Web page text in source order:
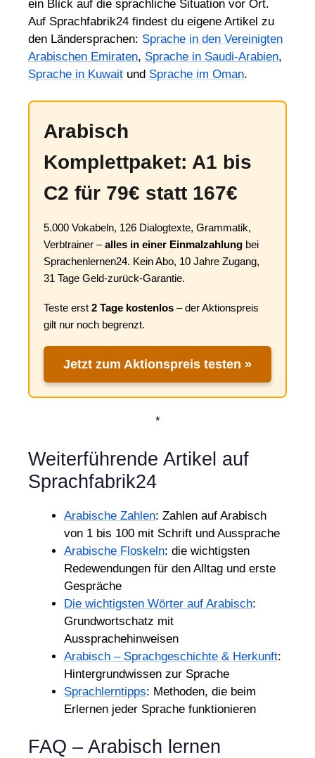
ein Blick auf die sprachliche Situation vor Ort.
Auf Sprachfabrik24 findest du eigene Artikel zu
den Ländersprachen: Sprache in den Vereinigten
Arabischen Emiraten, Sprache in Saudi-Arabien,
Sprache in Kuwait und Sprache im Oman.
Arabisch
Komplettpaket: A1 bis
C2 für 79€ statt 167€
5.000 Vokabeln, 126 Dialogtexte, Grammatik,
Verbtrainer –alles in einer Einmalzahlung bei
Sprachenlernen24. Kein Abo, 10 Jahre Zugang,
31 Tage Geld-zurück-Garantie.
Teste erst 2 Tage kostenlos – der Aktionspreis
gilt nur noch begrenzt.
Jetzt zum Aktionspreis testen »
*
Weiterführende Artikel auf
Sprachfabrik24
Arabische Zahlen: Zahlen auf Arabisch
von 1 bis 100 mit Schrift und Aussprache
Arabische Floskeln: die wichtigsten
Redewendungen für den Alltag und erste
Gespräche
Die wichtigsten Wörter auf Arabisch:
Grundwortschatz mit
Aussprachehinweisen
Arabisch – Sprachgeschichte & Herkunft:
Hintergrundwissen zur Sprache
Sprachlerntipps: Methoden, die beim
Erlernen jeder Sprache funktionieren
FAQ – Arabisch lernen